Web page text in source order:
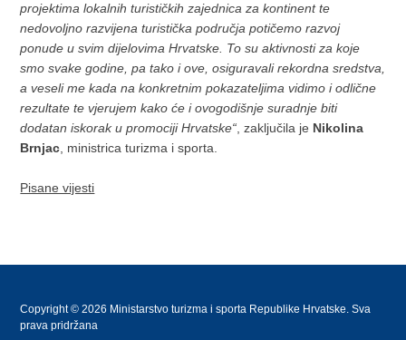
projektima lokalnih turističkih zajednica za kontinent te
nedovoljno razvijena turistička područja potičemo razvoj
ponude u svim dijelovima Hrvatske. To su aktivnosti za koje
smo svake godine, pa tako i ove, osiguravali rekordna sredstva,
a veseli me kada na konkretnim pokazateljima vidimo i odlične
rezultate te vjerujem kako će i ovogodišnje suradnje biti
dodatan iskorak u promociji Hrvatske“ , zaključila je Nikolina
Brnjac , ministrica turizma i sporta.
Pisane vijesti
Copyright © 2026 Ministarstvo turizma i sporta Republike Hrvatske. Sva
prava pridržana